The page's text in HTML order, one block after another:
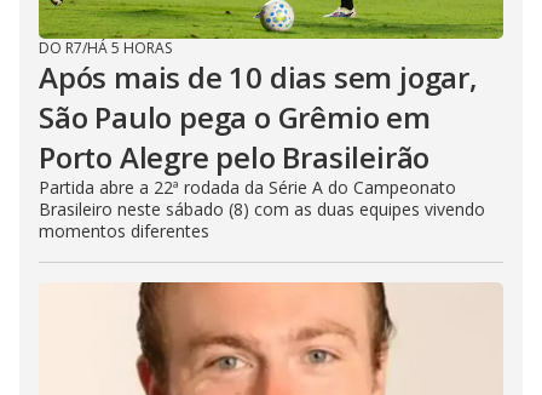
DO R7/HÁ 5 HORAS
Após mais de 10 dias sem jogar,
São Paulo pega o Grêmio em
Porto Alegre pelo Brasileirão
Partida abre a 22ª rodada da Série A do Campeonato
Brasileiro neste sábado (8) com as duas equipes vivendo
momentos diferentes